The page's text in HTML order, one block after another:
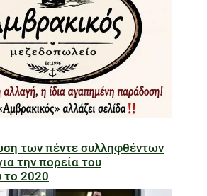
των πέντε συλληφθέντων
την πορεία του
το 2020